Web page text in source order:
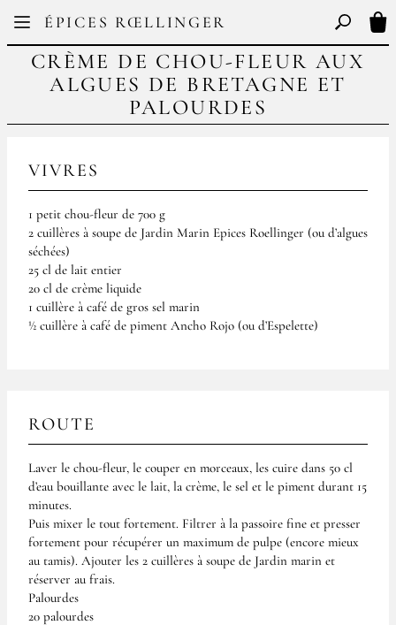
ÉPICES RŒLLINGER
FR EN Basculer
CRÈME DE CHOU-FLEUR AUX
ALGUES DE BRETAGNE ET
PALOURDES
VIVRES
1 petit chou-fleur de 700 g
2 cuillères à soupe de Jardin Marin Epices Roellinger (ou d’algues
séchées)
25 cl de lait entier
20 cl de crème liquide
1 cuillère à café de gros sel marin
½ cuillère à café de piment Ancho Rojo (ou d’Espelette)
ROUTE
Laver le chou-fleur, le couper en morceaux, les cuire dans 50 cl
d’eau bouillante avec le lait, la crème, le sel et le piment durant 15
minutes.
Puis mixer le tout fortement. Filtrer à la passoire fine et presser
fortement pour récupérer un maximum de pulpe (encore mieux
au tamis). Ajouter les 2 cuillères à soupe de Jardin marin et
réserver au frais.
Palourdes
20 palourdes